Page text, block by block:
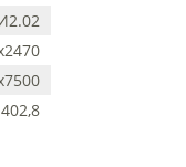
402,8